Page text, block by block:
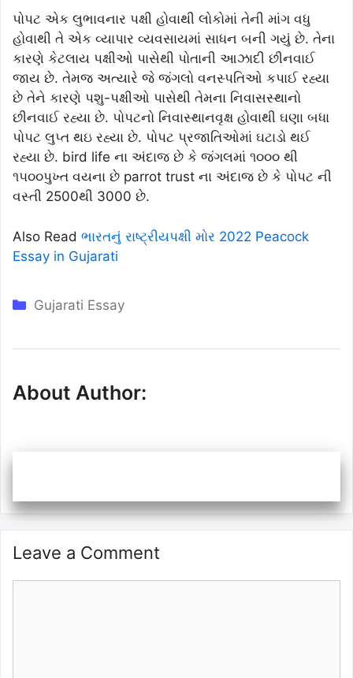
પોપટ એક લુભાવનાર પક્ષી હોવાથી લોકોમાં તેની માંગ વધુ
હોવાથી તે એક વ્યાપાર વ્યવસાયમાં સાધન બની ગયું છે. તેના
કારણે કેટલાય પક્ષીઓ પાસેથી પોતાની આઝાદી છીનવાઈ
જાય છે. તેમજ અત્યારે જે જંગલો વનસ્પતિઓ કપાઈ રહ્યા
છે તેને કારણે પશુ-પક્ષીઓ પાસેથી તેમના નિવાસસ્થાનો
છીનવાઈ રહ્યા છે. પોપટનો નિવાસ્થાનવૃક્ષ હોવાથી ઘણા બધા
પોપટ લુપ્ત થઇ રહ્યા છે. પોપટ પ્રજાતિઓમાં ઘટાડો થઈ
રહ્યા છે. bird life ના અંદાજ છે કે જંગલમાં ૧૦૦૦ થી
૧૫૦૦પુખ્ત વયના છે parrot trust ના અંદાજ છે કે પોપટ ની
વસ્તી 2500થી 3000 છે.
Also Read ભારતનું રાષ્ટ્રીયપક્ષી મોર 2022 Peacock
Essay in Gujarati
Categories
Gujarati Essay
About Author:
Leave a Comment